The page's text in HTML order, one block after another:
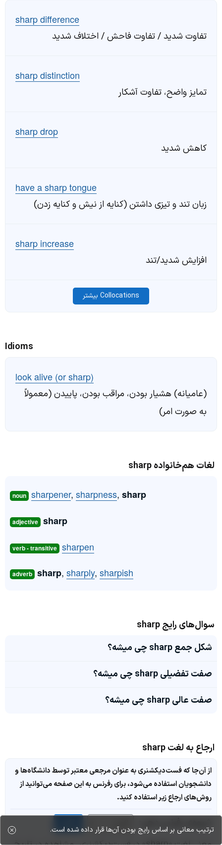
sharp difference
تفاوت شدید / تفاوت فاحش / اختلاف شدید
sharp distinction
تمایز واضح، تفاوت آشکار
sharp drop
کاهش شدید
have a sharp tongue
زبان تند و تیزی داشتن (کنایه از نیش و کنایه زدن)
sharp increase
افزایش شدید/تند
Collocations بیشتر
Idioms
look alive (or sharp)
(عامیانه) هشیار بودن، مراقب بودن، پاییدن (معمولاً
به صورت امر)
لغات هم‌خانواده sharp
noun sharpener, sharpness, sharp
adjective sharp
verb - transitive sharpen
adverb sharp, sharply, sharpish
سوال‌های رایج sharp
شکل جمع sharp چی میشه؟
صفت تفضیلی sharp چی میشه؟
صفت عالی sharp چی میشه؟
ارجاع به لغت sharp
از آن‌جا که فست‌دیکشنری به عنوان مرجعی معتبر توسط دانشگاه‌ها و
دانشجویان استفاده می‌شود، برای رفرنس به این صفحه می‌توانید از
روش‌های ارجاع زیر استفاده کنید.
ترتیب معانی بر اساس رایج بودن آن‌ها قرار داده شده است.